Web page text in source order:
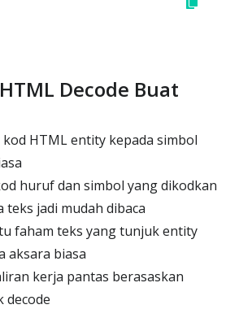
Decode Buat
HTML entity kepada simbol
huruf dan simbol yang dikodkan
teks jadi mudah dibaca
faham teks yang tunjuk entity
aksara biasa
kerja pantas berasaskan
decode